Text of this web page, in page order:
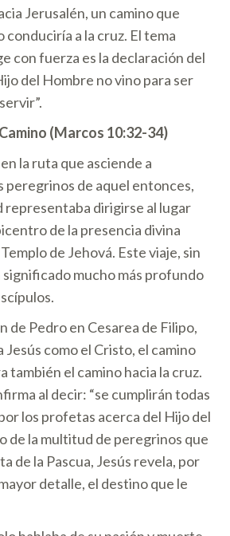
Jerusalén, un camino que
a la cruz. El tema
con fuerza es la declaración del
del Hombre no vino para ser
(Marcos 10:32-34)
la ruta que asciende a
peregrinos de aquel entonces,
representaba dirigirse al lugar
de la presencia divina
de Jehová. Este viaje, sin
mucho más profundo
de Pedro en Cesarea de Filipo,
como el Cristo, el camino
también el camino hacia la cruz.
al decir: “se cumplirán todas
los profetas acerca del Hijo del
de la multitud de peregrinos que
de la Pascua, Jesús revela, por
detalle, el destino que le